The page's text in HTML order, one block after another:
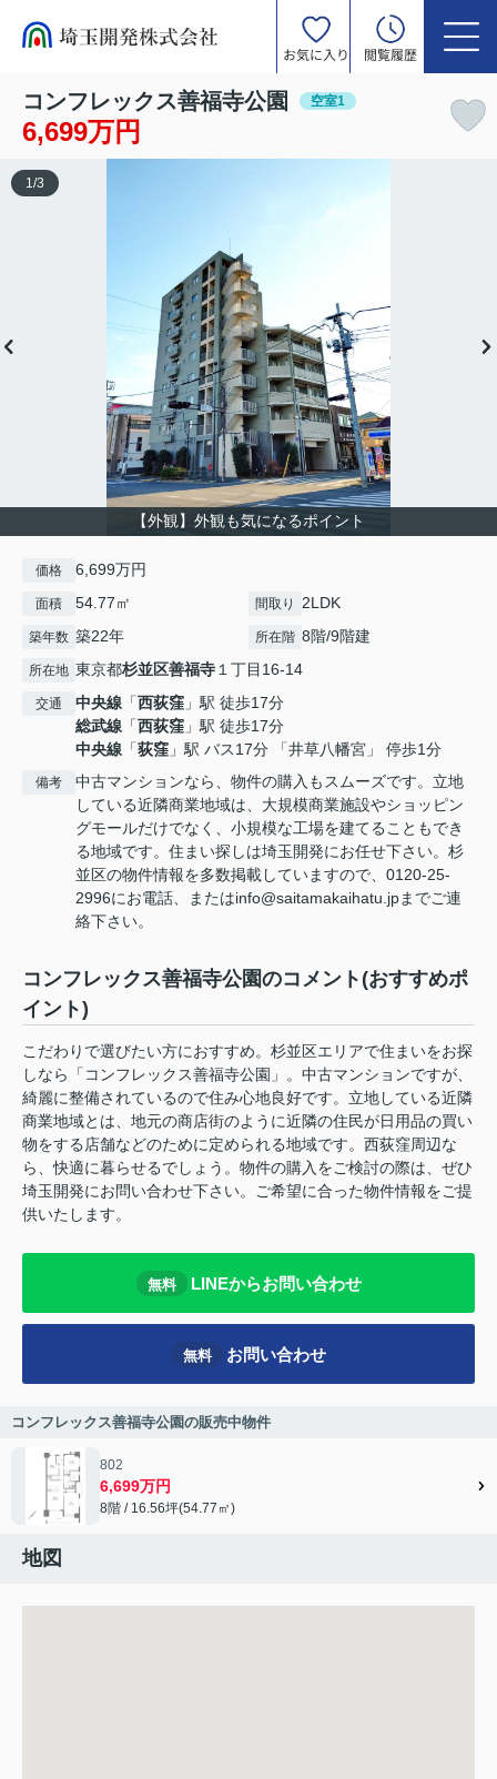
お気に入り 閲覧履歴
コンフレックス善福寺公園 空室1
6,699万円
【外観】外観も気になるポイント
1 /3
価格 6,699万円
面積 54.77㎡ 間取り 2LDK
築年数 築22年 所在階 8階/9階建
所在地 東京都杉並区善福寺 １丁目16-14
交通 中央線 「西荻窪 」駅 徒歩17分
総武線 「西荻窪 」駅 徒歩17分
中央線 「荻窪 」駅 バス17分 「井草八幡宮」 停歩1分
備考
中古マンションなら、物件の購入もスムーズです。立地
している近隣商業地域は、大規模商業施設やショッピン
グモールだけでなく、小規模な工場を建てることもでき
る地域です。住まい探しは埼玉開発にお任せ下さい。杉
並区の物件情報を多数掲載していますので、0120-25-
2996にお電話、またはinfo@saitamakaihatu.jpまでご連
絡下さい。
コンフレックス善福寺公園のコメント(おすすめポ
イント)
こだわりで選びたい方におすすめ。杉並区エリアで住まいをお探
しなら「コンフレックス善福寺公園」。中古マンションですが、
綺麗に整備されているので住み心地良好です。立地している近隣
商業地域とは、地元の商店街のように近隣の住民が日用品の買い
物をする店舗などのために定められる地域です。西荻窪周辺な
ら、快適に暮らせるでしょう。物件の購入をご検討の際は、ぜひ
埼玉開発にお問い合わせ下さい。ご希望に合った物件情報をご提
供いたします。
無料 LINEからお問い合わせ
無料 お問い合わせ
コンフレックス善福寺公園の販売中物件
802
6,699万円
8階 / 16.56坪(54.77㎡)
地図